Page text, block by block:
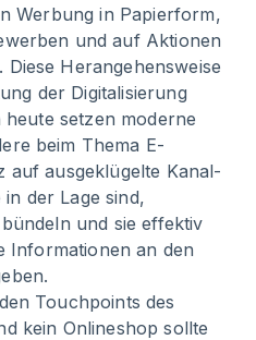
Werbung in Papierform,
und auf Aktionen
Herangehensweise
der Digitalisierung
setzen moderne
beim Thema E-
auf ausgeklügelte Kanal-
der Lage sind,
und sie effektiv
Informationen an den
Touchpoints des
kein Onlineshop sollte